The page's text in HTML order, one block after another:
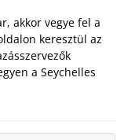
akkor vegye fel a
keresztül az
a Seychelles